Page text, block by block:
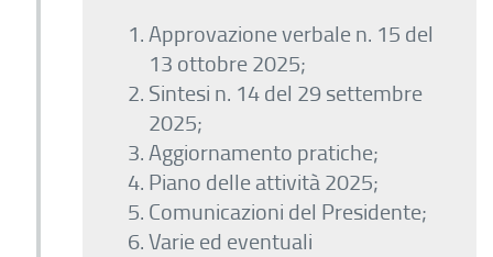
Approvazione verbale n. 15 del
13 ottobre 2025;
Sintesi n. 14 del 29 settembre
2025;
Aggiornamento pratiche;
Piano delle attività 2025;
Comunicazioni del Presidente;
Varie ed eventuali